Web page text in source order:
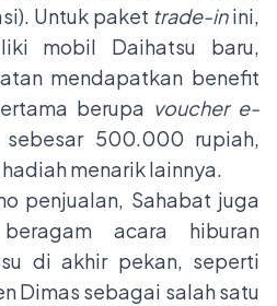
Untuk paket trade-inini,
mobil Daihatsu baru,
mendapatkan benefit
berupa voucher e-
500.000 rupiah,
menarik lainnya.
penjualan, Sahabat juga
acara hiburan
di akhir pekan, seperti
Dimas sebagai salah satu